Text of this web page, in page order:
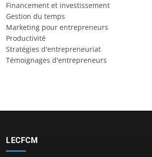
Financement et investissement
Gestion du temps
Marketing pour entrepreneurs
Productivité
Stratégies d'entrepreneuriat
Témoignages d'entrepreneurs
LECFCM